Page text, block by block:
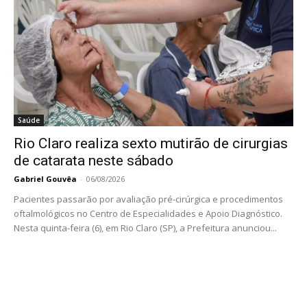
Saúde
Rio Claro realiza sexto mutirão de cirurgias
de catarata neste sábado
Gabriel Gouvêa - 06/08/2026
Pacientes passarão por avaliação pré-cirúrgica e procedimentos
oftalmológicos no Centro de Especialidades e Apoio Diagnóstico.
Nesta quinta-feira (6), em Rio Claro (SP), a Prefeitura anunciou...